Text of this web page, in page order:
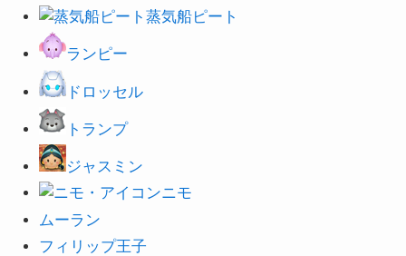
蒸気船ピート
ランピー
ドロッセル
トランプ
ジャスミン
ニモ
ムーラン
フィリップ王子